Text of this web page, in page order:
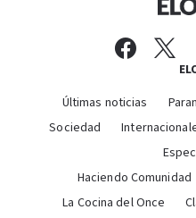
Últimas noticias
Sociedad
Haciendo Comunidad
La Cocina del Once